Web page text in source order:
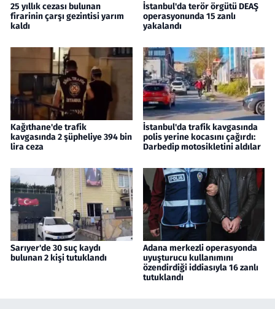
25 yıllık cezası bulunan
firarinin çarşı gezintisi yarım
kaldı
İstanbul'da terör örgütü DEAŞ
operasyonunda 15 zanlı
yakalandı
Kağıthane'de trafik
kavgasında 2 şüpheliye 394 bin
lira ceza
İstanbul'da trafik kavgasında
polis yerine kocasını çağırdı:
Darbedip motosikletini aldılar
Sarıyer'de 30 suç kaydı
bulunan 2 kişi tutuklandı
Adana merkezli operasyonda
uyuşturucu kullanımını
özendirdiği iddiasıyla 16 zanlı
tutuklandı